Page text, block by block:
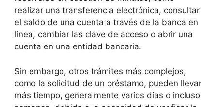
realizar una transferencia electrónica, consultar
el saldo de una cuenta a través de la banca en
línea, cambiar las clave de acceso o abrir una
cuenta en una entidad bancaria.
Sin embargo, otros trámites más complejos,
como la solicitud de un préstamo, pueden llevar
más tiempo, generalmente varios días o incluso